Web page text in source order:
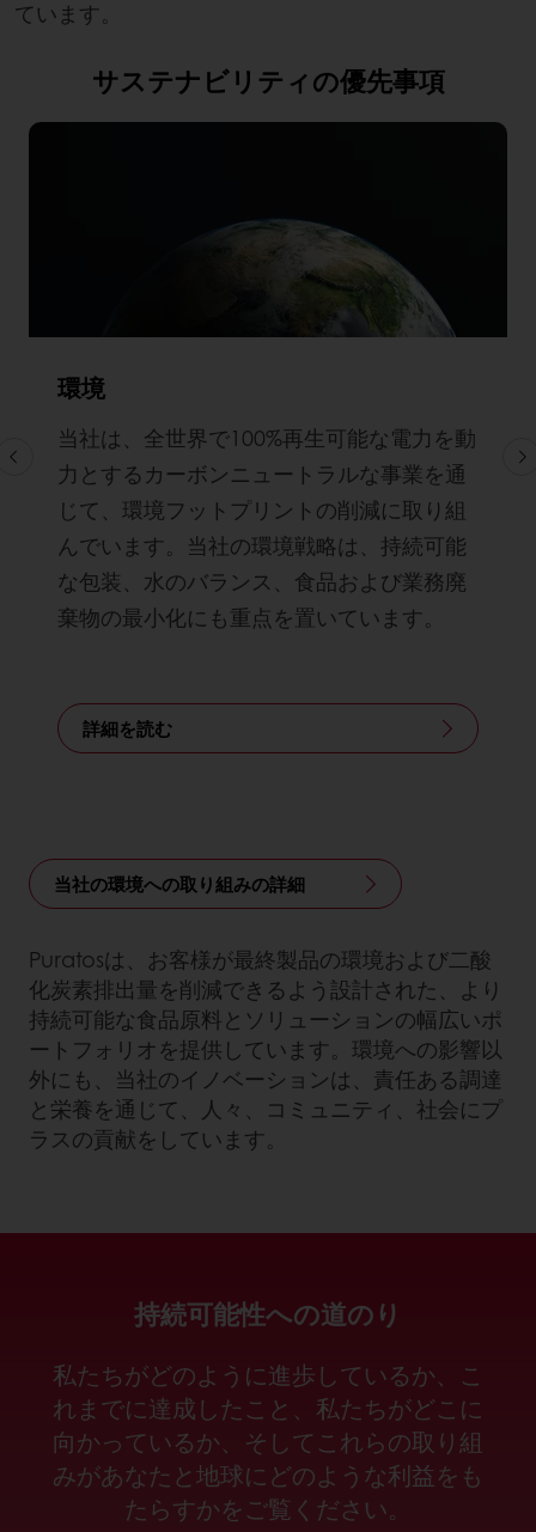
ています。
サステナビリティの優先事項
環境
当社は、全世界で100%再生可能な電力を動
力とするカーボンニュートラルな事業を通
じて、環境フットプリントの削減に取り組
んでいます。当社の環境戦略は、持続可能
な包装、水のバランス、食品および業務廃
棄物の最小化にも重点を置いています。
詳細を読む
当社の環境への取り組みの詳細
Puratosは、お客様が最終製品の環境および二酸
化炭素排出量を削減できるよう設計された、より
持続可能な食品原料とソリューションの幅広いポ
ートフォリオを提供しています。環境への影響以
外にも、当社のイノベーションは、責任ある調達
と栄養を通じて、人々、コミュニティ、社会にプ
ラスの貢献をしています。
持続可能性への道のり
私たちがどのように進歩しているか、こ
れまでに達成したこと、私たちがどこに
向かっているか、そしてこれらの取り組
みがあなたと地球にどのような利益をも
たらすかをご覧ください。